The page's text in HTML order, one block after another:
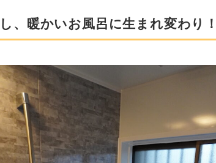
、暖かいお風呂に生まれ変わり！